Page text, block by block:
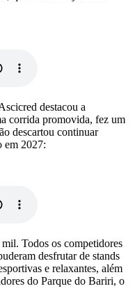
destacou a
corrida promovida, fez um
descartou continuar
em 2027:
Todos os competidores
desfrutar de stands
e relaxantes, além
do Parque do Bariri, o